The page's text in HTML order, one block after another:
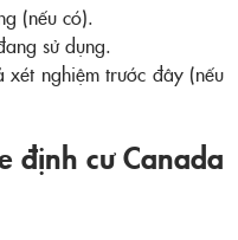
(nếu có).
sử dụng.
nghiệm trước đây (nếu
định cư Canada